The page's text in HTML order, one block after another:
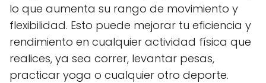
lo que aumenta su rango de movimiento y
flexibilidad. Esto puede mejorar tu eficiencia y
rendimiento en cualquier actividad física que
realices, ya sea correr, levantar pesas,
practicar yoga o cualquier otro deporte.